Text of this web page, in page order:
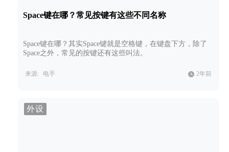
Space键在哪？常见按键有这些不同名称
Space键在哪？其实Space键就是空格键，在键盘下方，除了
Space之外，常见的按键还有这些叫法。
来源: 电手 2年前
外设